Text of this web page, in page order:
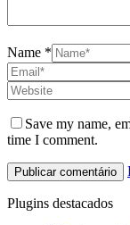
Name *
Save my name,
time I comment.
Plugins destacados